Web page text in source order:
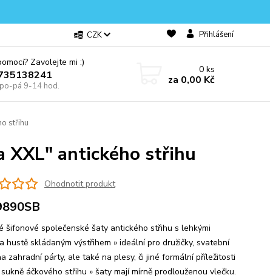
CZK Přihlášení
Zavolejte mi :)
pá 9-14 hod.
0ks
za 0,00 Kč
střihu
XXL" antického střihu
Ohodnotit produkt
šifonové společenské šaty antického střihu s lehkými
hustě skládaným výstřihem » ideální pro družičky, svatební
zahradní párty, ale také na plesy, či jiné formální příležitosti
áčkového střihu » šaty mají mírně prodlouženou vlečku.